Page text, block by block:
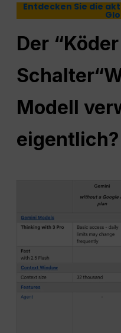
Entdecken Sie die
Der
Schalter
Modell
eigentlich?